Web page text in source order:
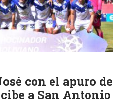
con el apuro de
a San Antonio